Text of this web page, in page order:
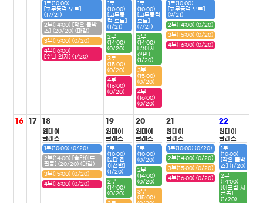
1부(10:00)
[고무동력 보트]
(17/21)
2부(14:00) [작은 툴박
스] (20/20) (마감)
3부(15:00) (0/20)
4부(16:00)
[수납 의자] (1/20)
1부
(10:00)
[고무동
력 보트]
(1/21)
2부
(14:00)
(0/20)
3부
(15:00)
(0/20)
4부
(16:00)
(0/20)
1부
(10:00)
[고무동력
보트]
(7/21)
2부
(14:00)
[강아지
선반]
(1/20)
3부
(15:00)
(0/20)
4부
(16:00)
(0/20)
1부(10:00)
[고무동력 보트]
(9/21)
2부(14:00) (0/20)
3부(15:00) (0/20)
4부(16:00) (0/20)
16 17 18
원데이
클래스
1부(10:00) (0/20)
2부(14:00) [슬라이드
필통] (20/20) (마감)
3부(15:00) (0/20)
4부(16:00) (0/20)
19
원데이
클래스
1부
(10:00)
[2단 접
이선반]
(1/20)
2부
(14:00)
(0/20)
20
원데이
클래스
1부
(10:00)
(0/20)
2부
(14:00)
(0/20)
3부
(15:00)
21
원데이
클래스
1부(10:00) (0/20)
2부(14:00) (0/20)
3부(15:00) (0/20)
4부(16:00) (0/20)
22
원데이
클래스
1부
(10:00)
[작은 툴박
스] (1/20)
2부
(14:00)
[아크릴 저
금통]
(1/20)